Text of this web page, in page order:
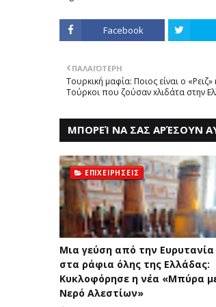
Facebook
ΠΑΛΑΙΌΤΕΡΗ
Toυρκική μαφία: Ποιος είναι ο
Τούρκοι που ζούσαν xλιδάτα στην
ΜΠΟΡΕΊ ΝΑ ΣΑΣ ΑΡΈΣΟΥΝ
ΕΠΙΧΕΙΡΗΣΕΙΣ
Mια γεύση από την Eυρυτανία
στα ράφια όλης της Ελλάδας:
Κυκλοφόρησε η νέα «Μπύρα
Nερό Aλεστίων»